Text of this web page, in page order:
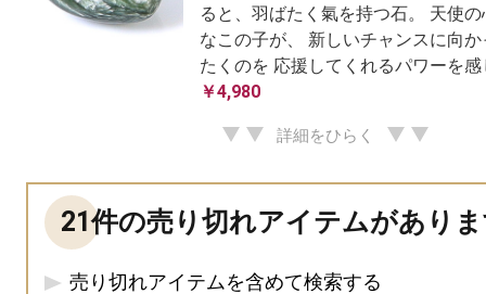
ると、羽ばたく氣を持つ石。 天使
なこの子が、 新しいチャンスに向
たくのを 応援してくれるパワーを感
￥4,980
詳細をひらく
21件の売り切れアイテムがあり
売り切れアイテムを含めて検索する